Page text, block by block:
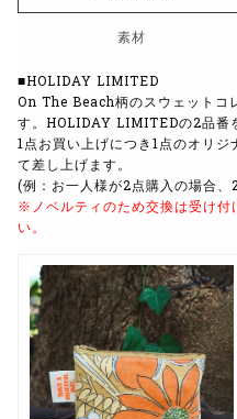
素材
■HOLIDAY LIMITED
On The Beach柄のスウェットコ
す。 HOLIDAY LIMITEDの2品番
1点お買い上げにつき1点のオリ
て差し上げます。
(例：お一人様が2点購入の場合
※ノベルティのため交換は受け付
い。